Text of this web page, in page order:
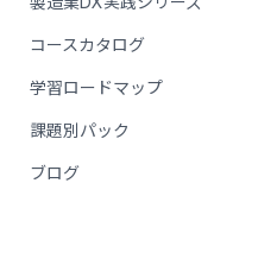
コースカタログ
学習ロードマップ
課題別パック
ブログ